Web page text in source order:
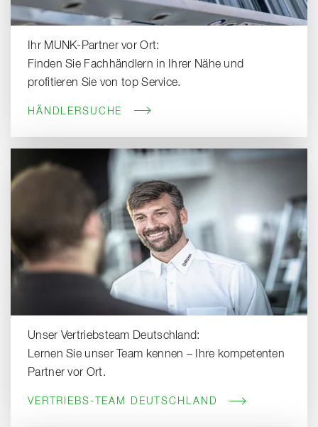
Ihr MUNK-Partner vor Ort:
Finden Sie Fachhändlern in Ihrer Nähe und
profitieren Sie von top Service.
HÄNDLERSUCHE
Unser Vertriebsteam Deutschland:
Lernen Sie unser Team kennen – Ihre kompetenten
Partner vor Ort.
VERTRIEBS-TEAM DEUTSCHLAND